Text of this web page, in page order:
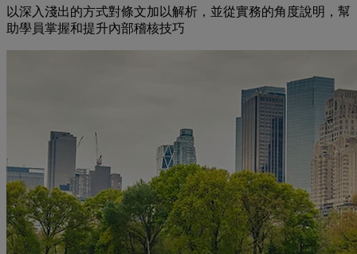
以深入淺出的方式對條文加以解析，並從實務的角度說明，幫
助學員掌握和提升內部稽核技巧